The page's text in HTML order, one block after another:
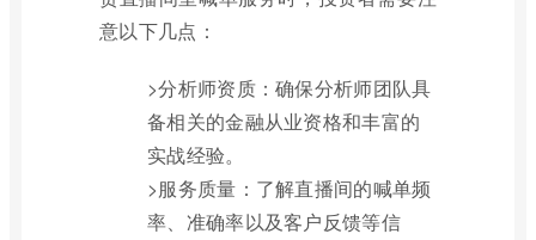
意以下几点：
>分析师资质：确保分析师团队具
备相关的金融从业资格和丰富的
实战经验。
>服务质量：了解直播间的喊单频
率、准确率以及客户反馈等信